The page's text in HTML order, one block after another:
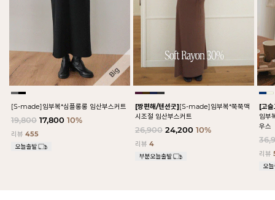
[S-made]임부복*심플롱롱 임산부스커트
19,800 17,800 10%
리뷰 455
[짱편해/텐션굿][S-made]임부복*쭉쭉맥
시조절 임산부스커트
26,900 24,200 10%
리뷰4
[고
임부
우스
리뷰